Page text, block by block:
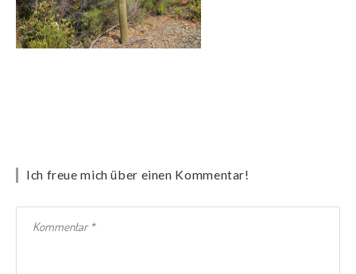
Ich freue mich über einen Kommentar!